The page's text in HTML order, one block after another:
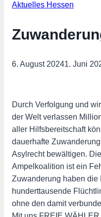
Aktuelles Hessen
6. August 20241. Juni
Durch Verfolgung und
der Welt verlassen
aller Hilfsbereitschaft
dauerhafte
Asylrecht bewältigen.
Ampelkoalition ist ein
Zuwanderung haben
hunderttausende
ohne den damit